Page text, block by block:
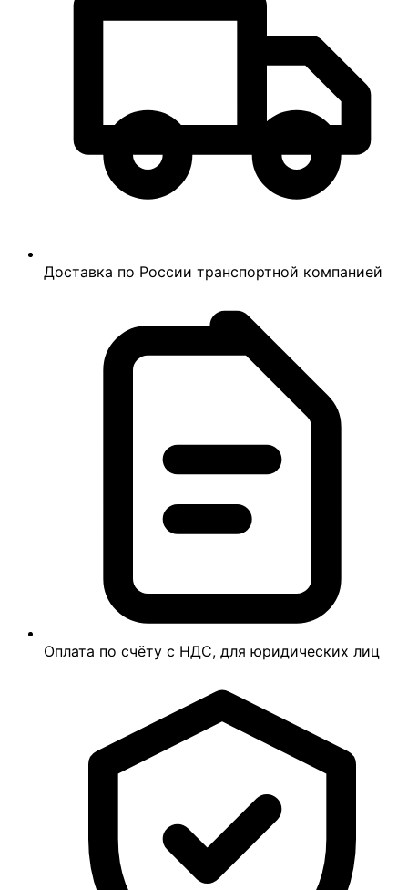
Доставка по России транспортной компанией
Оплата по счёту с НДС, для юридических лиц